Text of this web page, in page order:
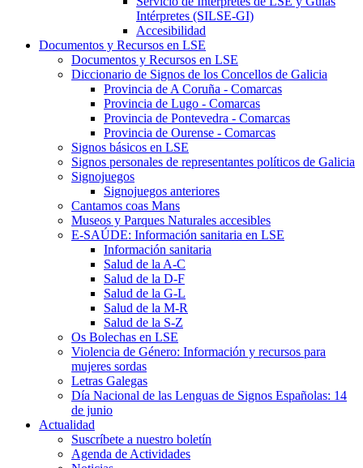
Intérpretes (SILSE-GI)
Accesibilidad
Documentos y Recursos en LSE
Documentos y Recursos en LSE
Diccionario de Signos de los Concellos de Galicia
Provincia de A Coruña - Comarcas
Provincia de Lugo - Comarcas
Provincia de Pontevedra - Comarcas
Provincia de Ourense - Comarcas
Signos básicos en LSE
Signos personales de representantes políticos de Galicia
Signojuegos
Signojuegos anteriores
Cantamos coas Mans
Museos y Parques Naturales accesibles
E-SAÚDE: Información sanitaria en LSE
Información sanitaria
Salud de la A-C
Salud de la D-F
Salud de la G-L
Salud de la M-R
Salud de la S-Z
Os Bolechas en LSE
Violencia de Género: Información y recursos para
mujeres sordas
Letras Galegas
Día Nacional de las Lenguas de Signos Españolas: 14
de junio
Actualidad
Suscríbete a nuestro boletín
Agenda de Actividades